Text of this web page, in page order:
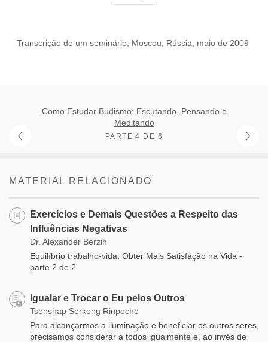
Transcrição de um seminário, Moscou, Rússia, maio de 2009
Como Estudar Budismo: Escutando, Pensando e
Meditando
PARTE 4 DE 6
MATERIAL RELACIONADO
Exercícios e Demais Questões a Respeito das
Influências Negativas
Dr. Alexander Berzin
Equilíbrio trabalho-vida: Obter Mais Satisfação na Vida -
parte 2 de 2
Igualar e Trocar o Eu pelos Outros
Tsenshap Serkong Rinpoche
Para alcançarmos a iluminação e beneficiar os outros seres,
precisamos considerar a todos igualmente e, ao invés de